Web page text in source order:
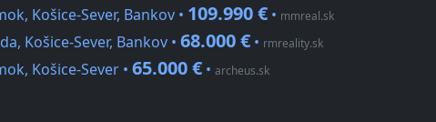
Košice-Sever, Bankov • 109.990 € • mmreal.sk
Košice-Sever, Bankov • 68.000 € • rmreality.sk
Košice-Sever • 65.000 € • archeus.sk